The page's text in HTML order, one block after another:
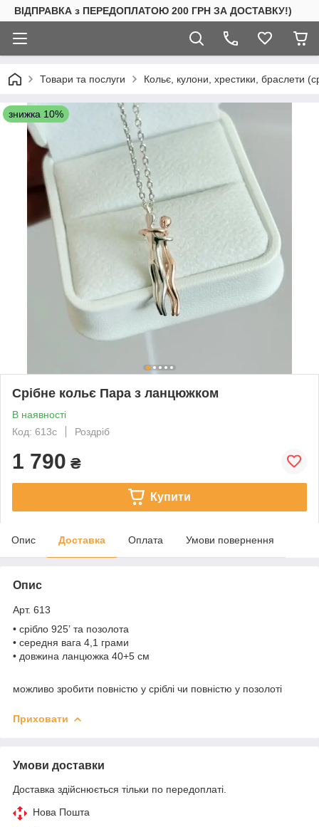
ВІДПРАВКА з ПЕРЕДОПЛАТОЮ 200 ГРН ЗА ДОСТАВКУ!)
Товари та послуги Кольє, кулони, хрестики, браслети
знижка 10%
Срібне кольє Пара з ланцюжком
В наявності
Код: 613с
Роздріб
1 790 ₴
Купити
Опис Доставка Оплата Умови повернення
Опис
Арт. 613
• срібло 925ʼ та позолота
• середня вага 4,1 грами
• довжина ланцюжка 40+5 см
можливо зробити повністю у сріблі чи повністю у позолоті
Приховати
Умови доставки
Доставка здійснюється тільки по передоплаті.
Нова Пошта